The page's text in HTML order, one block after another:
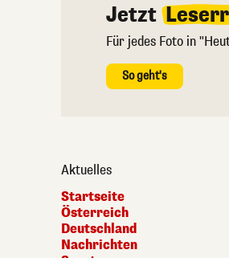
Jetzt
Für jedes Foto in
So geht's
Aktuelles
Startseite
Österreich
Deutschland
Nachrichten